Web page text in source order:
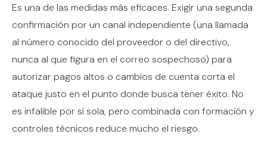
Es una de las medidas más eficaces. Exigir una segunda
confirmación por un canal independiente (una llamada
al número conocido del proveedor o del directivo,
nunca al que figura en el correo sospechoso) para
autorizar pagos altos o cambios de cuenta corta el
ataque justo en el punto donde busca tener éxito. No
es infalible por sí sola, pero combinada con formación y
controles técnicos reduce mucho el riesgo.